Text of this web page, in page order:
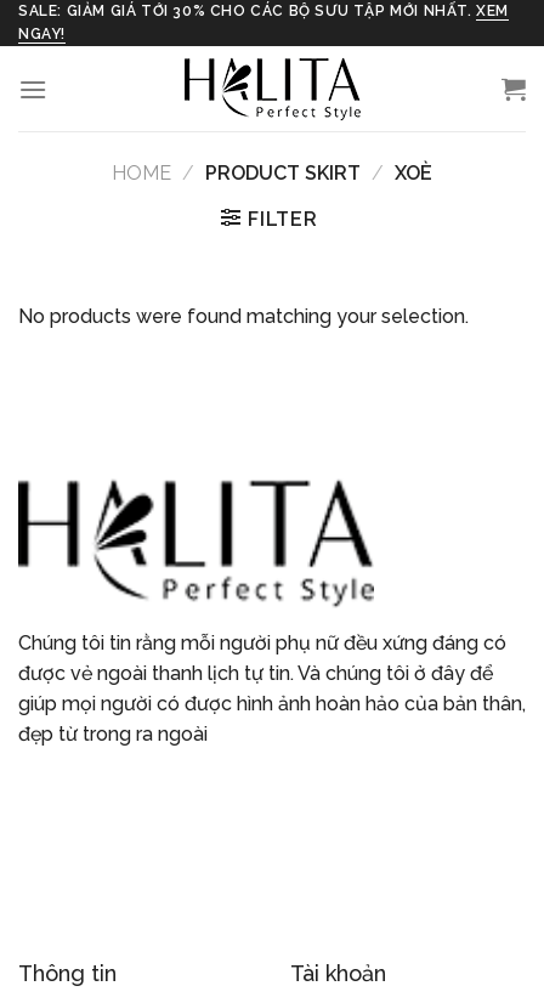
Skip
to
SALE: GIẢM GIÁ TỚI 30% CHO CÁC BỘ SƯU TẬP MỚI NHẤT.XEM
NGAY!
HOME / PRODUCT SKIRT / XOÈ
FILTER
No products were found matching your selection.
Chúng tôi tin rằng mỗi người phụ nữ đều xứng đáng có
được vẻ ngoài thanh lịch tự tin. Và chúng tôi ở đây để
giúp mọi người có được hình ảnh hoàn hảo của bản thân,
đẹp từ trong ra ngoài
Thông tin Tài khoản